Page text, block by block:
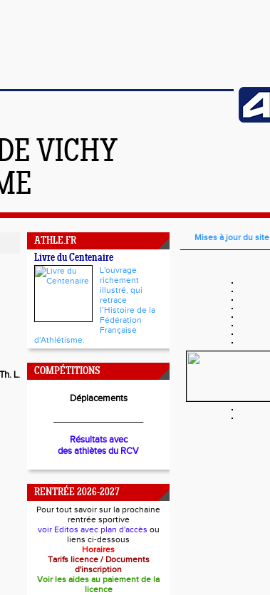
VICHY
Th. L.
ATHLE.FR
Livre du Centenaire
L'ouvrage
richement
illustré, qui
retrace
l’Histoire de la
Fédération
Française
d'Athlétisme.
COMPÉTITIONS
Déplacements
Résultats avec
des athlètes du RCV
RENTRÉE 2026-2027
Pour tout savoir sur la prochaine
rentrée sportive
voir Editos avec plan d'accès ou
liens ci-dessous
Horaires
Tarifs licence / Documents
d'inscription
Voir les aides au paiement de la
licence
Mises à jour du site